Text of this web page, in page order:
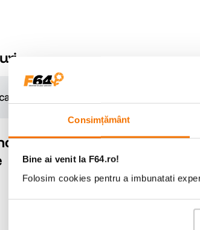
Consimțământ
Bine ai venit la F64.ro!
Folosim cookies pentru a imbunatati
îl cauți?